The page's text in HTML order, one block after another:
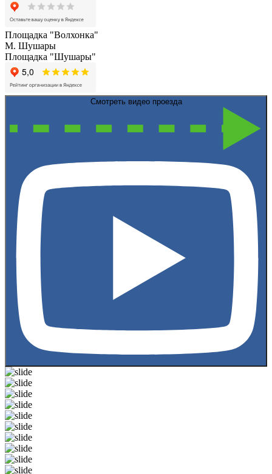
Площадка "Волхонка"
М. Шушары
Площадка "Шушары"
Смотреть видео проезда